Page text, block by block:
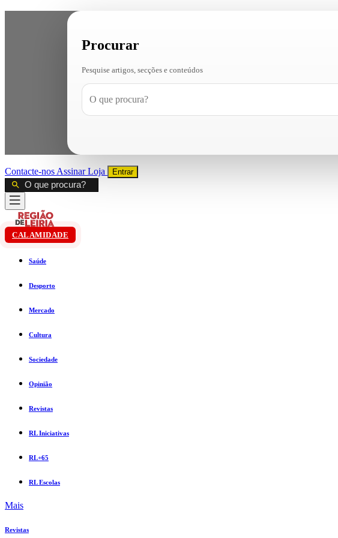
Procurar
Pesquise artigos, secções e conteúdos
Contacte-nos AssinarLoja Entrar
CALAMIDADE
Saúde
Desporto
Mercado
Cultura
Sociedade
Opinião
Revistas
RL Iniciativas
RL+65
RL Escolas
Mais
Revistas